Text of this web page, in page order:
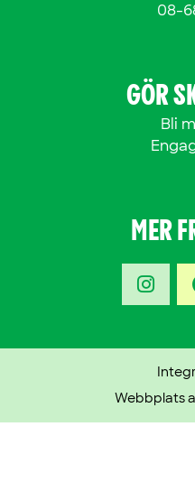
08-
GÖR
Bli
MER
Webbplats